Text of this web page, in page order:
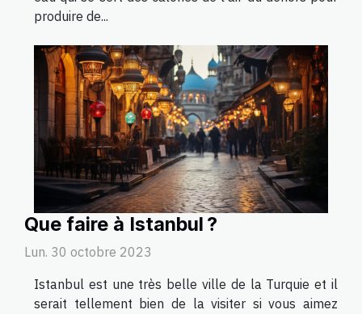
produire de...
Que faire à Istanbul ?
Lun. 30 octobre 2023
Istanbul est une très belle ville de la Turquie et il
serait tellement bien de la visiter si vous aimez